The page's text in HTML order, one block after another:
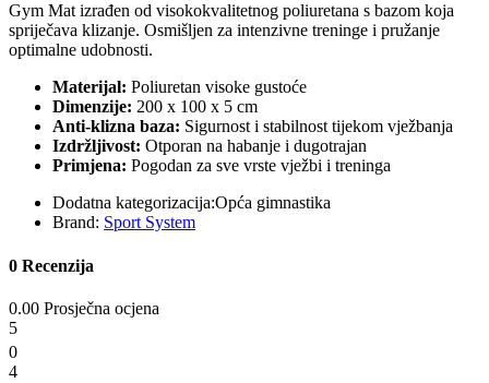
Gym Mat izrađen od visokokvalitetnog poliuretana s bazom koja
spriječava klizanje. Osmišljen za intenzivne treninge i pružanje
optimalne udobnosti.
Materijal: Poliuretan visoke gustoće
Dimenzije: 200 x 100 x 5 cm
Anti-klizna baza: Sigurnost i stabilnost tijekom vježbanja
Izdržljivost: Otporan na habanje i dugotrajan
Primjena: Pogodan za sve vrste vježbi i treninga
Dodatna kategorizacija:Opća gimnastika
Brand: Sport System
0 Recenzija
0.00 Prosječna ocjena
5
0
4